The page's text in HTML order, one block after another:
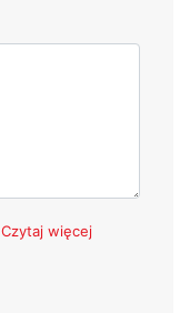
Czytaj więcej